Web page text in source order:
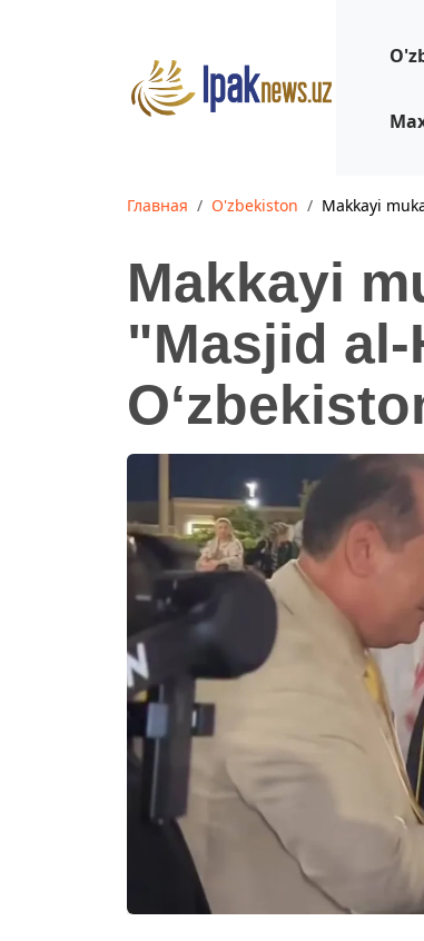
Главная O'zbekiston Makkayi
Makkayi
"Masjid